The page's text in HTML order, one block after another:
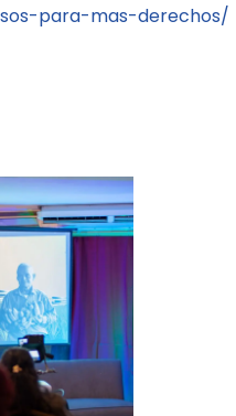
para-mas-derechos/